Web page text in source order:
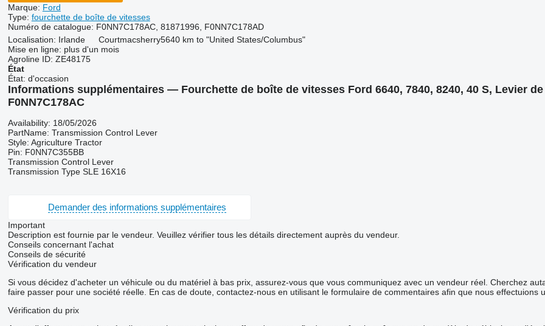
Marque: Ford
Type: fourchette de boîte de vitesses
Numéro de catalogue: F0NN7C178AC, 81871996, F0NN7C178AD
Localisation: Irlande Courtmacsherry5640 km to "United States/Columbus"
Mise en ligne: plus d'un mois
Agroline ID: ZE48175
État
État: d'occasion
Informations supplémentaires — Fourchette de boîte de vitesses Ford 6640, 7840, 8240, 40 S, Levier
F0NN7C178AC
Availability: 18/05/2026
PartName: Transmission Control Lever
Style: Agriculture Tractor
Pin: F0NN7C355BB
Transmission Control Lever
Transmission Type SLE 16X16
Demander des informations supplémentaires
Important
Description est fournie par le vendeur. Veuillez vérifier tous les détails directement auprès du vendeur.
Conseils concernant l'achat
Conseils de sécurité
Vérification du vendeur
Si vous décidez d'acheter un véhicule ou du matériel à bas prix, assurez-vous que vous communiquez avec un vendeur réel. Cherchez
faire passer pour une société réelle. En cas de doute, contactez-nous en utilisant le formulaire de commentaires afin que nous effectuions
Vérification du prix